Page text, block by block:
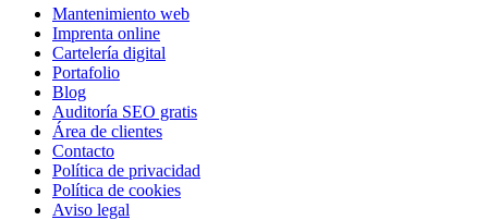
Mantenimiento web
Imprenta online
Cartelería digital
Portafolio
Blog
Auditoría SEO gratis
Área de clientes
Contacto
Política de privacidad
Política de cookies
Aviso legal